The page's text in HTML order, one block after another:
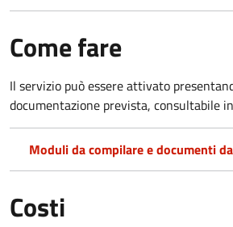
Come fare
Il servizio può essere attivato
documentazione prevista, consultabile
Moduli da compilare e documenti
Costi